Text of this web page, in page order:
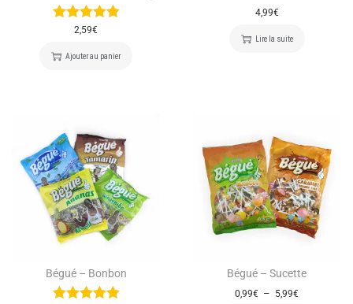
2,59€
Ajouter au panier
4,99€
Lire la suite
Bégué – Bonbon Bégué – Sucette
0,99€ – 5,99€